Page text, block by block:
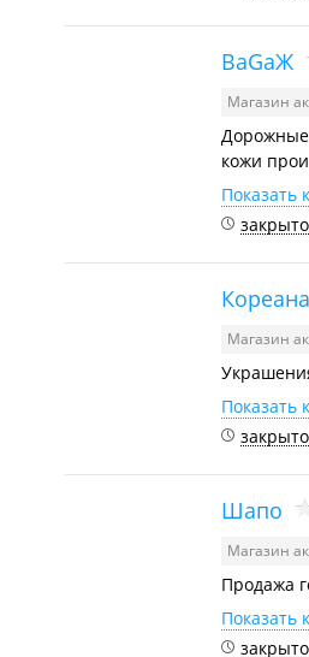
BaGaЖ
Магазин
Дорожные
кожи
Показать
Кореана
Магазин
Показать
Шапо
Магазин
Продажа
Показать